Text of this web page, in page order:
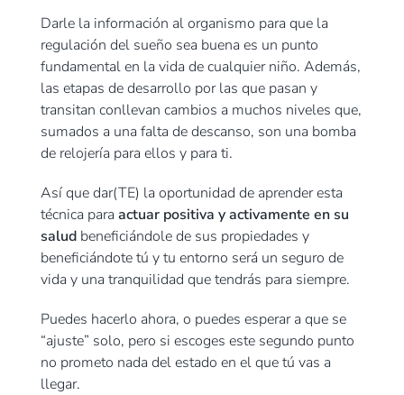
Darle la información al organismo para que la
regulación del sueño sea buena es un punto
fundamental en la vida de cualquier niño. Además,
las etapas de desarrollo por las que pasan y
transitan conllevan cambios a muchos niveles que,
sumados a una falta de descanso, son una bomba
de relojería para ellos y para ti.
Así que dar(TE) la oportunidad de aprender esta
técnica para actuar positiva y activamente en su
saludbeneficiándole de sus propiedades y
beneficiándote tú y tu entorno será un seguro de
vida y una tranquilidad que tendrás para siempre.
Puedes hacerlo ahora, o puedes esperar a que se
“ajuste” solo, pero si escoges este segundo punto
no prometo nada del estado en el que tú vas a
llegar.